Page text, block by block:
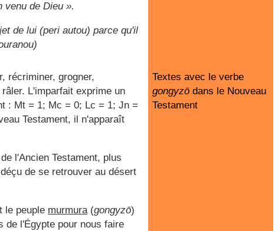
de Dieu ».
de lui (peri autou) parce qu'il
récriminer, grogner,
L'imparfait exprime un
: Mt = 1; Mc = 0; Lc = 1; Jn =
Testament, il n'apparaît
l'Ancien Testament, plus
de se retrouver au désert
le peuple murmura(gongyzō)
de l'Égypte pour nous faire
Textes avec le verbe
gongyzō dans le Nouveau
Testament